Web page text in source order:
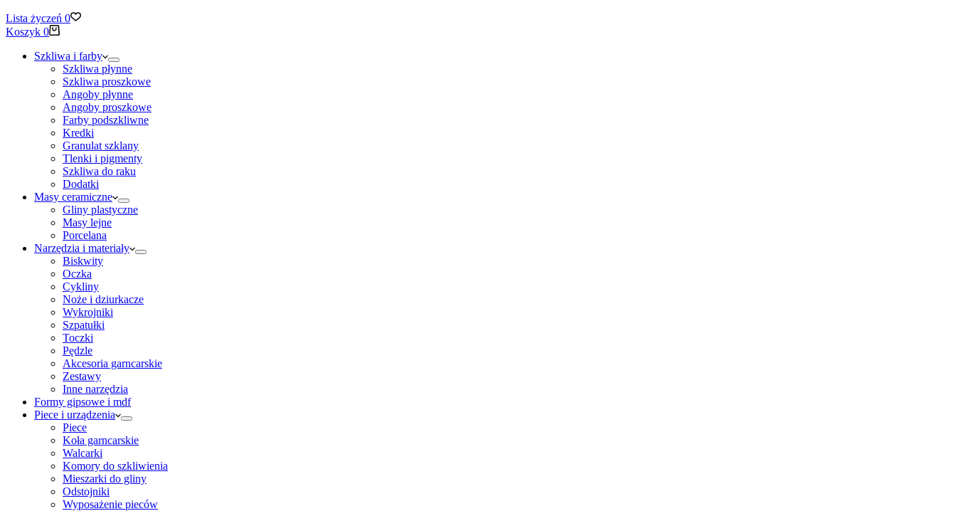
Lista życzeń 0
Koszyk 0
Szkliwa i farby
Szkliwa płynne
Szkliwa proszkowe
Angoby płynne
Angoby proszkowe
Farby podszkliwne
Kredki
Granulat szklany
Tlenki i pigmenty
Szkliwa do raku
Dodatki
Masy ceramiczne
Gliny plastyczne
Masy lejne
Porcelana
Narzędzia i materiały
Biskwity
Oczka
Cykliny
Noże i dziurkacze
Wykrojniki
Szpatułki
Toczki
Pędzle
Akcesoria garncarskie
Zestawy
Inne narzędzia
Formy gipsowe i mdf
Piece i urządzenia
Piece
Koła garncarskie
Walcarki
Komory do szkliwienia
Mieszarki do gliny
Odstojniki
Wyposażenie pieców